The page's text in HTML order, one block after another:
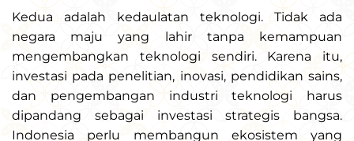
Kedua adalah kedaulatan teknologi. Tidak ada
negara maju yang lahir tanpa kemampuan
mengembangkan teknologi sendiri. Karena itu,
investasi pada penelitian, inovasi, pendidikan sains,
dan pengembangan industri teknologi harus
dipandang sebagai investasi strategis bangsa.
Indonesia perlu membangun ekosistem yang